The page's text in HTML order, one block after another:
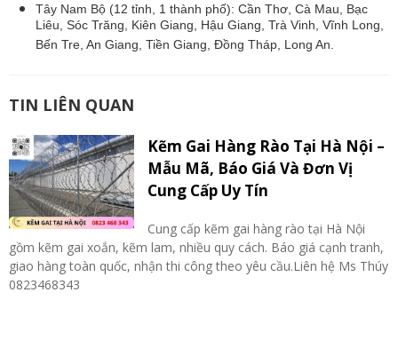
Tây Nam Bộ (12 tỉnh, 1 thành phố): Cần Thơ, Cà Mau, Bạc
Liêu, Sóc Trăng, Kiên Giang, Hậu Giang, Trà Vinh, Vĩnh Long,
Bến Tre, An Giang, Tiền Giang, Đồng Tháp, Long An.
TIN LIÊN QUAN
Kẽm Gai Hàng Rào Tại Hà Nội –
Mẫu Mã, Báo Giá Và Đơn Vị
Cung Cấp Uy Tín
Cung cấp kẽm gai hàng rào tại Hà Nội
gồm kẽm gai xoắn, kẽm lam, nhiều quy cách. Báo giá cạnh tranh,
giao hàng toàn quốc, nhận thi công theo yêu cầu.Liên hệ Ms Thúy
0823468343